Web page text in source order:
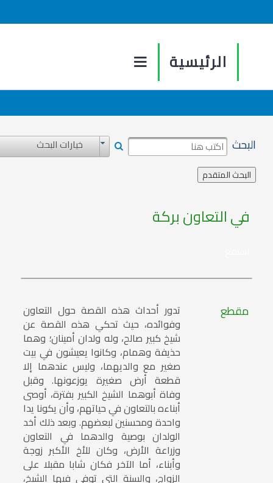
الرئيسية
البحث خيارات البحث
في التعاون بركة
مقطع تدور أحداث هذه القصة حول التعاون
وفوائده، حيث تحكي هذه القصة عن
شيخ كبير صالح، وله ولدان أمينان؛ وهما
حذيفة وهمام، وكانوا يعيشون في بيت
صغير مع والديهما، وليس عندهما إلا
قطعة أرض صغيرة يوزعونها. وقبل
وفاة أبوهما الشيخ الكبير بفترة، أوصى
أبناءه بالتعاون في حياتهم، وأن يكونا يدا
واحدة ومحسنين لبعضهم. وبعد ذلك أخد
الولدان بوصية والدهما في التعاون
وزراعة الأرض، وكان للأخ الأكبر زوجة
وأبناء، أما الآخر فكان شابا مقبلا على
الزواج، والسنة التي توفى فيها الشيخ،